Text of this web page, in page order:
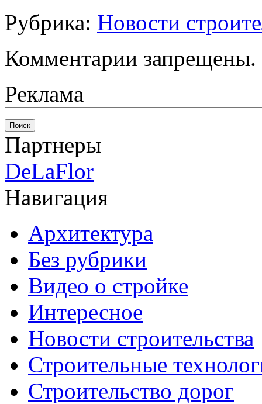
Рубрика: Новости
Комментарии запрещены.
Реклама
Партнеры
DeLaFlor
Навигация
Архитектура
Без рубрики
Видео о стройке
Интересное
Новости строительства
Строительные
Строительство дорог